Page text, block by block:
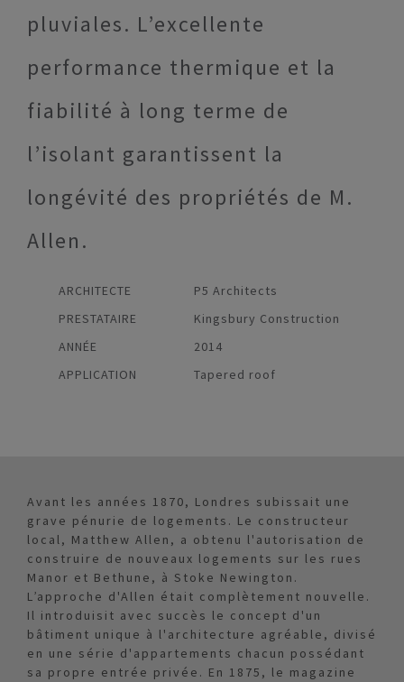
pluviales. L’excellente
performance thermique et la
fiabilité à long terme de
l’isolant garantissent la
longévité des propriétés de M.
Allen.
ARCHITECTE
P5 Architects
PRESTATAIRE
Kingsbury Construction
ANNÉE
2014
APPLICATION
Tapered roof
Avant les années 1870, Londres subissait une
grave pénurie de logements. Le constructeur
local, Matthew Allen, a obtenu l'autorisation de
construire de nouveaux logements sur les rues
Manor et Bethune, à Stoke Newington.
L’approche d'Allen était complètement nouvelle.
Il introduisit avec succès le concept d'un
bâtiment unique à l'architecture agréable, divisé
en une série d'appartements chacun possédant
sa propre entrée privée. En 1875, le magazine